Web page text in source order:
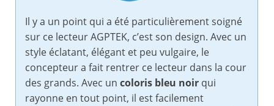
Il y a un point qui a été particulièrement soigné
sur ce lecteur AGPTEK, c’est son design. Avec un
style éclatant, élégant et peu vulgaire, le
concepteur a fait rentrer ce lecteur dans la cour
des grands. Avec un coloris bleu noir qui
rayonne en tout point, il est facilement